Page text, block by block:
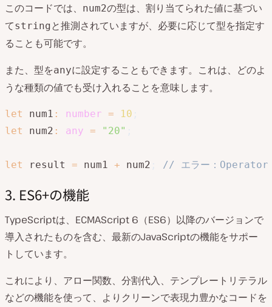
このコードでは、 num2の型は、割り当てられた値に基づい
てstringと推測されていますが、必要に応じて型を指定す
ることも可能です。
また、型をanyに設定することもできます。これは、どのよ
うな種類の値でも受け入れることを意味します。
let num1 : number = 10
let
num2 : any = "20"
let result = num1 + num2 // エラー：
3. ES6+の機能
TypeScriptは、ECMAScript 6（ES6）以降のバージョンで
導入されたものを含む、最新のJavaScriptの機能をサポー
トしています。
これにより、アロー関数、分割代入、テンプレートリテラル
などの機能を使って、よりクリーンで表現力豊かなコードを